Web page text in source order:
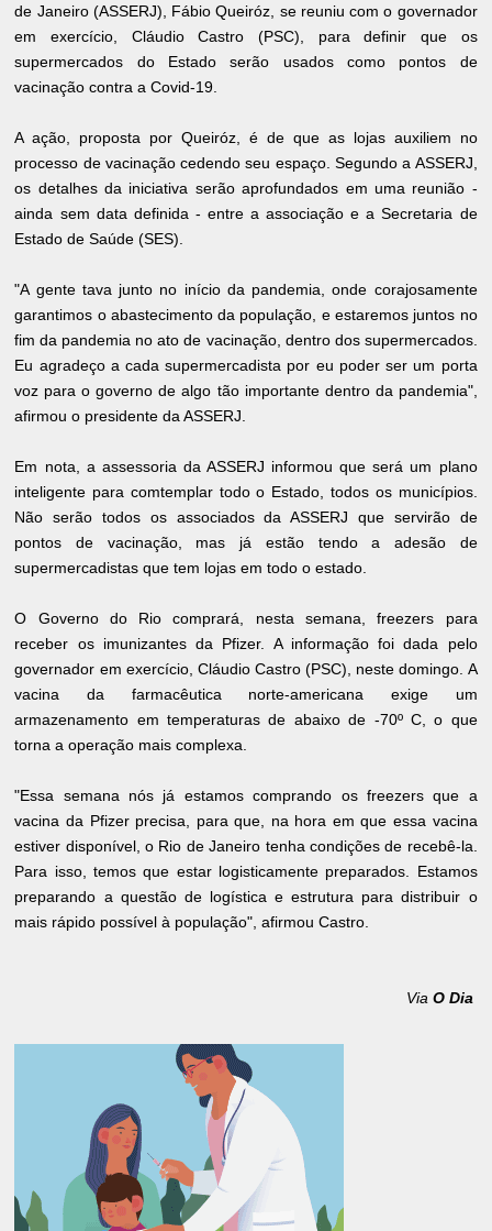
de Janeiro (ASSERJ), Fábio Queiróz, se reuniu com o governador
em exercício, Cláudio Castro (PSC), para definir que os
supermercados do Estado serão usados como pontos de
vacinação contra a Covid-19.
A ação, proposta por Queiróz, é de que as lojas auxiliem no
processo de vacinação cedendo seu espaço. Segundo a ASSERJ,
os detalhes da iniciativa serão aprofundados em uma reunião -
ainda sem data definida - entre a associação e a Secretaria de
Estado de Saúde (SES).
"A gente tava junto no início da pandemia, onde corajosamente
garantimos o abastecimento da população, e estaremos juntos no
fim da pandemia no ato de vacinação, dentro dos supermercados.
Eu agradeço a cada supermercadista por eu poder ser um porta
voz para o governo de algo tão importante dentro da pandemia",
afirmou o presidente da ASSERJ.
Em nota, a assessoria da ASSERJ informou que será um plano
inteligente para comtemplar todo o Estado, todos os municípios.
Não serão todos os associados da ASSERJ que servirão de
pontos de vacinação, mas já estão tendo a adesão de
supermercadistas que tem lojas em todo o estado.
O Governo do Rio comprará, nesta semana, freezers para
receber os imunizantes da Pfizer. A informação foi dada pelo
governador em exercício, Cláudio Castro (PSC), neste domingo. A
vacina da farmacêutica norte-americana exige um
armazenamento em temperaturas de abaixo de -70º C, o que
torna a operação mais complexa.
"Essa semana nós já estamos comprando os freezers que a
vacina da Pfizer precisa, para que, na hora em que essa vacina
estiver disponível, o Rio de Janeiro tenha condições de recebê-la.
Para isso, temos que estar logisticamente preparados. Estamos
preparando a questão de logística e estrutura para distribuir o
mais rápido possível à população", afirmou Castro.
Via O Dia